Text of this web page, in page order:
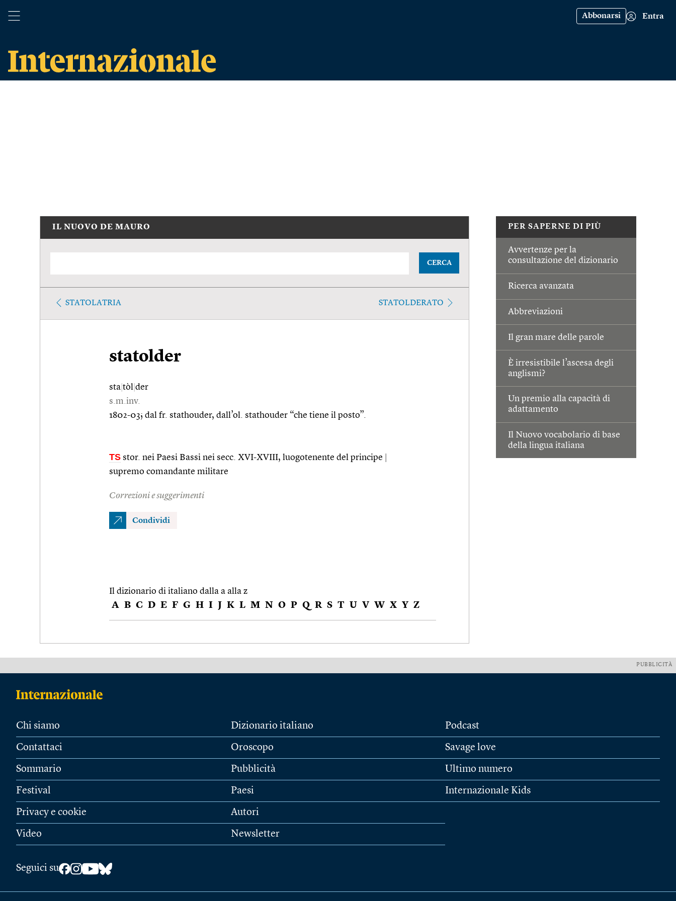
Abbonarsi Entra
PER SAPERNE DI PIÙ
Avvertenze per la
consultazione del dizionario
Ricerca avanzata
Abbreviazioni
Il gran mare delle parole
È irresistibile l’ascesa degli
anglismi?
Un premio alla capacità di
adattamento
Il Nuovo vocabolario di base
della lingua italiana
IL NUOVO DE MAURO
CERCA
STATOLATRIA STATOLDERATO
statolder
sta tòl der
s.m.inv.
1802-03; dal fr. stathouder, dall’ol. stathouder “che tiene il posto”.
TS stor. nei Paesi Bassi nei secc. XVI-XVIII, luogotenente del principe
supremo comandante militare
Correzioni e suggerimenti
Condividi
Il dizionario di italiano dalla a alla z
A B C D E F G H I J K L M N O P Q R S T U V W X Y Z
PUBBLICITÀ
Chi siamo
Contattaci
Sommario
Festival
Privacy e cookie
Video
Dizionario italiano
Oroscopo
Pubblicità
Paesi
Autori
Newsletter
Podcast
Savage love
Ultimo numero
Internazionale Kids
Seguici su